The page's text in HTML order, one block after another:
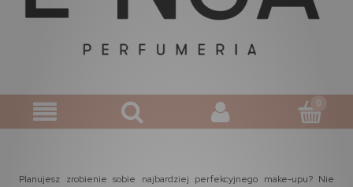
Planujesz zrobienie sobie najbardziej perfekcyjnego make-upu? Nie